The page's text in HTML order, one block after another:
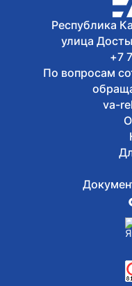
Республика
улица
+7
По вопросам
va-